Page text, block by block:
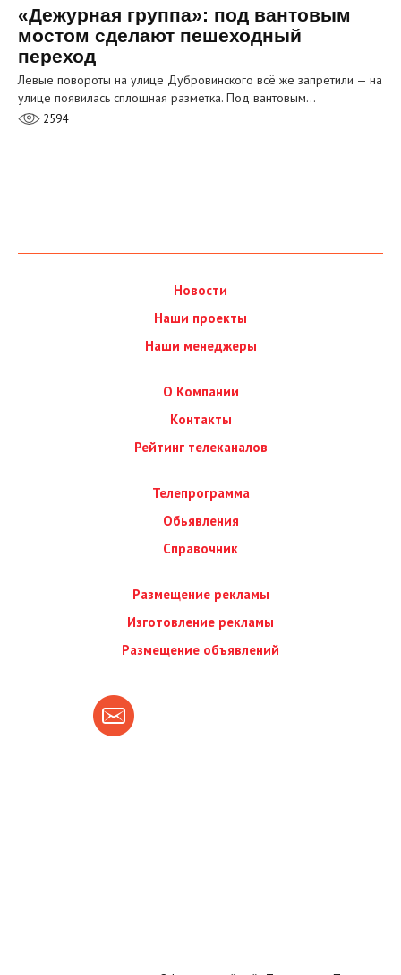
«Дежурная группа»: под вантовым
мостом сделают пешеходный
переход
Левые повороты на улице Дубровинского всё же запретили — на
улице появилась сплошная разметка. Под вантовым…
2594
Новости
Наши проекты
Наши менеджеры
О Компании
Контакты
Рейтинг телеканалов
Телепрограмма
Обьявления
Справочник
Размещение рекламы
Изготовление рекламы
Размещение объявлений